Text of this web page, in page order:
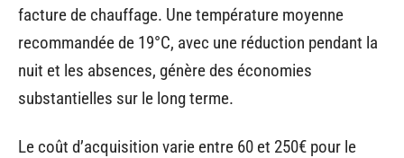
facture de chauffage. Une température moyenne
recommandée de 19°C, avec une réduction pendant la
nuit et les absences, génère des économies
substantielles sur le long terme.
Le coût d’acquisition varie entre 60 et 250€ pour le